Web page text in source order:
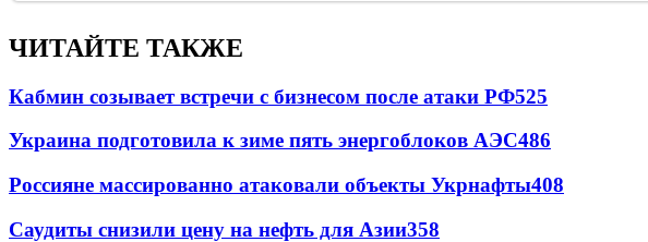
ЧИТАЙТЕ ТАКЖЕ
Кабмин созывает встречи с бизнесом после атаки РФ525
Украина подготовила к зиме пять энергоблоков АЭС486
Россияне массированно атаковали объекты Укрнафты408
Саудиты снизили цену на нефть для Азии358